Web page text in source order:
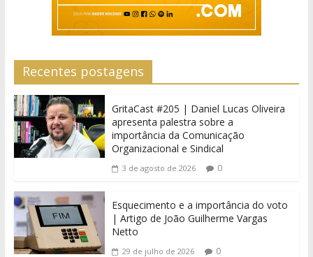
Recentes postagens
GritaCast #205 | Daniel Lucas Oliveira
apresenta palestra sobre a
importância da Comunicação
Organizacional e Sindical
3 de agosto de 2026 0
Esquecimento e a importância do voto
| Artigo de João Guilherme Vargas
Netto
29 de julho de 2026 0